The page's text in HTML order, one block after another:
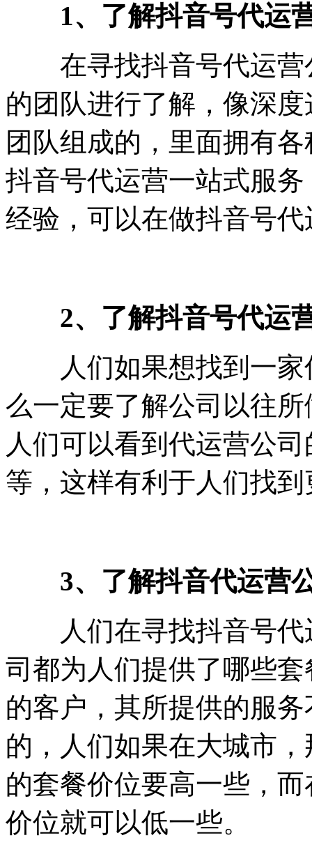
1、了解抖音号代运
在寻找抖音号代运营
的团队进行了解，像深
团队组成的，里面拥有
抖音号代运营一站式服
经验，可以在做抖音号
2、了解抖音号代运
人们如果想找到一家
么一定要了解公司以往
人们可以看到代运营公
等，这样有利于人们找
3、了解抖音代运营
人们在寻找抖音号代
司都为人们提供了哪些
的客户，其所提供的服
的，人们如果在大城市
的套餐价位要高一些，
价位就可以低一些。